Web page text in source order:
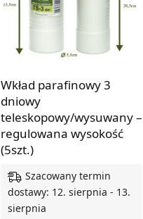
Wkład parafinowy 3
dniowy
teleskopowy/wysuwany –
regulowana wysokość
(5szt.)
Szacowany termin
dostawy: 12. sierpnia - 13.
sierpnia